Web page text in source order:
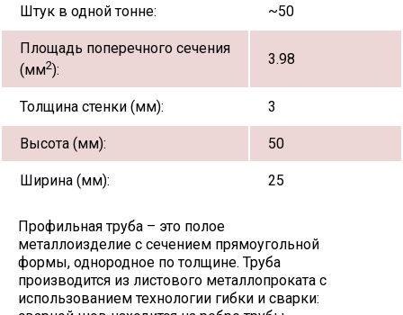
Штук в одной тонне: ~50
Площадь поперечного сечения
(мм2):
3.98
Толщина стенки (мм): 3
Высота (мм): 50
Ширина (мм): 25
Профильная труба – это полое
металлоизделие с сечением прямоугольной
формы, однородное по толщине. Труба
производится из листового металлопроката с
использованием технологии гибки и сварки: